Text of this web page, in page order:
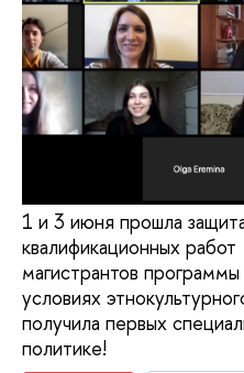
1 и 3 июня прошла
квалификационных работ
магистрантов
условиях
получила первых
политике!